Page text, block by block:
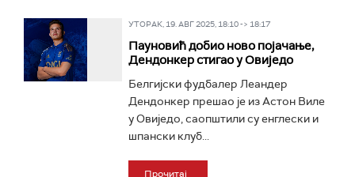
УТОРАК, 19. АВГ 2025, 18:10 -> 18:17
Пауновић добио ново појачање,
Дендонкер стигао у Овиједо
Белгијски фудбалер Леандер
Дендонкер прешао је из Астон Виле
у Овиједо, саопштили су енглески и
шпански клуб...
Прочитај